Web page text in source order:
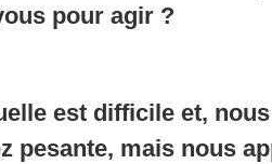
pour agir ?
est difficile et,
pesante, mais nous